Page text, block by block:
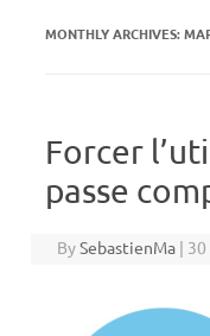
MONTHLY ARCHIVES:
Forcer
passe
BySebastienMa | 30